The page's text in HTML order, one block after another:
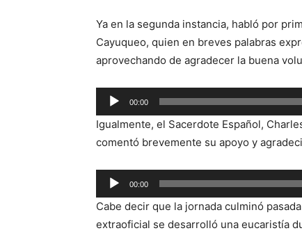
Ya en la segunda instancia, habló por
Cayuqueo, quien en breves palabras
aprovechando de agradecer la buena
Reproductor
de
audio
00:00
Igualmente, el Sacerdote Español,
comentó brevemente su apoyo y
Reproductor
de
audio
00:00
Cabe decir que la jornada culminó
extraoficial se desarrolló una eucaristía